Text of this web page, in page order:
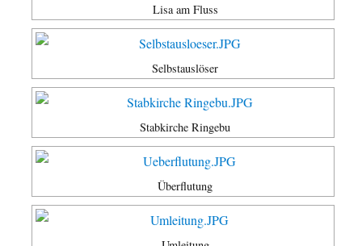
Lisa am Fluss
Selbstauslöser
Stabkirche Ringebu
Überflutung